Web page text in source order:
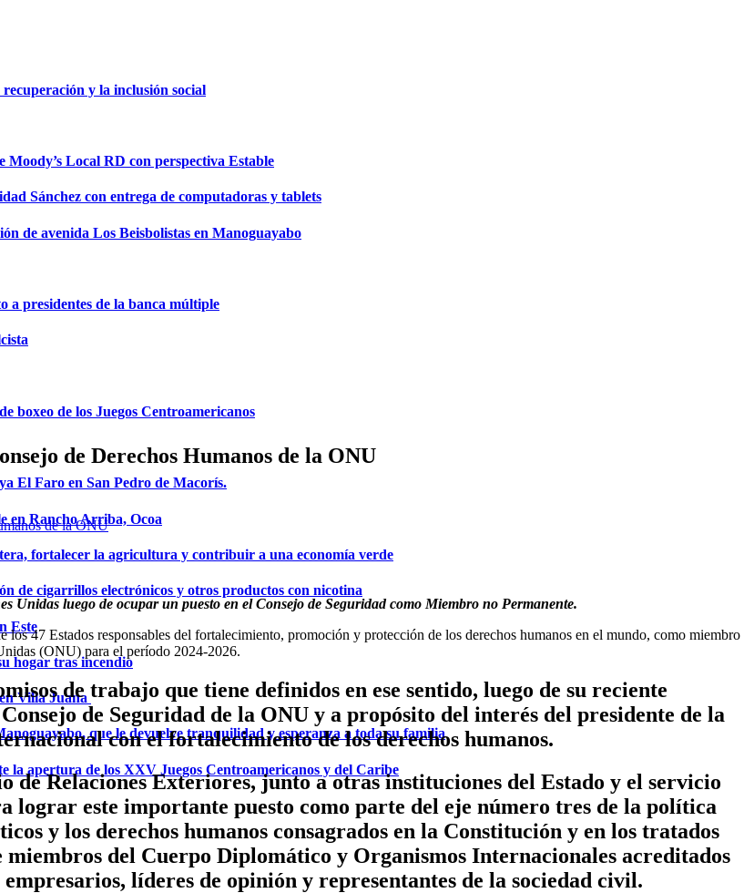
y la inclusión social
Local RD con perspectiva Estable
Sánchez con entrega de computadoras y tablets
de avenida Los Beisbolistas en Manoguayabo
a presidentes de la banca múltiple
boxeo de los Juegos Centroamericanos
El Faro en San Pedro de Macorís.
en Rancho Arriba, Ocoa
fortalecer la agricultura y contribuir a una economía verde
de cigarrillos electrónicos y otros productos con nicotina
Este
hogar tras incendio
Villa Juana
que le devuelve tranquilidad y esperanza a toda su familia
la apertura de los XXV Juegos Centroamericanos y del Caribe
de Derechos Humanos de la ONU
Unidas luego de ocupar un puesto en el Consejo de Seguridad como Miembro no Permanente.
47 Estados responsables del fortalecimiento, promoción y protección de los derechos humanos en el mundo, como miembro
(ONU) para el período 2024-2026.
de trabajo que tiene definidos en ese sentido, luego de su reciente
de Seguridad de la ONU y a propósito del interés del presidente de la
con el fortalecimiento de los derechos humanos.
Relaciones Exteriores, junto a otras instituciones del Estado y el servicio
este importante puesto como parte del eje número tres de la política
y los derechos humanos consagrados en la Constitución y en los tratados
del Cuerpo Diplomático y Organismos Internacionales acreditados
líderes de opinión y representantes de la sociedad civil.